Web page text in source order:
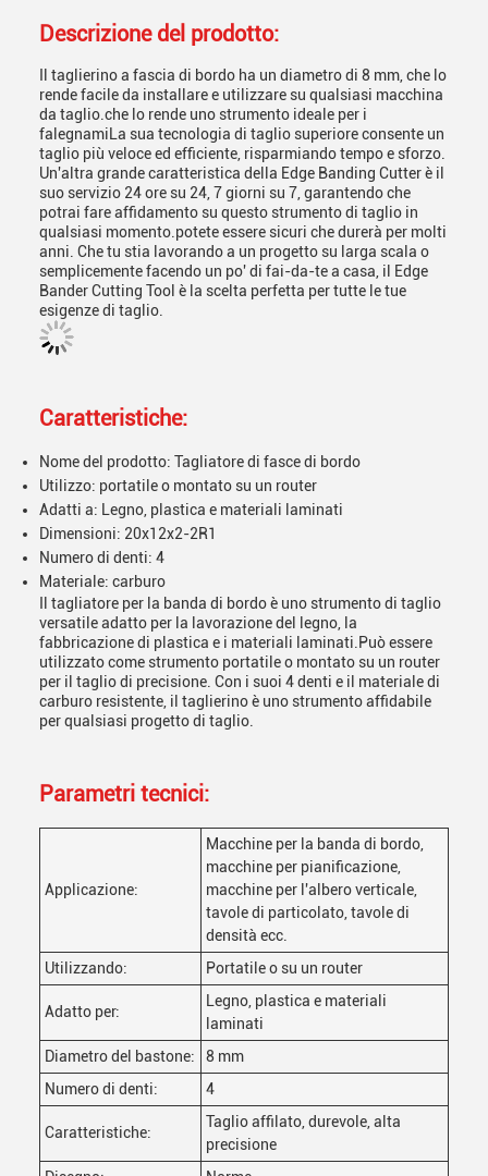
Descrizione del prodotto:
Il taglierino a fascia di bordo ha un diametro di 8 mm, che lo
rende facile da installare e utilizzare su qualsiasi macchina
da taglio.che lo rende uno strumento ideale per i
falegnamiLa sua tecnologia di taglio superiore consente un
taglio più veloce ed efficiente, risparmiando tempo e sforzo.
Un'altra grande caratteristica della Edge Banding Cutter è il
suo servizio 24 ore su 24, 7 giorni su 7, garantendo che
potrai fare affidamento su questo strumento di taglio in
qualsiasi momento.potete essere sicuri che durerà per molti
anni. Che tu stia lavorando a un progetto su larga scala o
semplicemente facendo un po' di fai-da-te a casa, il Edge
Bander Cutting Tool è la scelta perfetta per tutte le tue
esigenze di taglio.
Caratteristiche:
Nome del prodotto: Tagliatore di fasce di bordo
Utilizzo: portatile o montato su un router
Adatti a: Legno, plastica e materiali laminati
Dimensioni: 20x12x2-2R1
Numero di denti: 4
Materiale: carburo
Il tagliatore per la banda di bordo è uno strumento di taglio
versatile adatto per la lavorazione del legno, la
fabbricazione di plastica e i materiali laminati.Può essere
utilizzato come strumento portatile o montato su un router
per il taglio di precisione. Con i suoi 4 denti e il materiale di
carburo resistente, il taglierino è uno strumento affidabile
per qualsiasi progetto di taglio.
Parametri tecnici:
Applicazione:
Macchine per la banda di bordo,
macchine per pianificazione,
macchine per l'albero verticale,
tavole di particolato, tavole di
densità ecc.
Utilizzando:
Portatile o su un router
Adatto per:
Legno, plastica e materiali
laminati
Diametro del bastone:
8 mm
Numero di denti:
4
Caratteristiche:
Taglio affilato, durevole, alta
precisione